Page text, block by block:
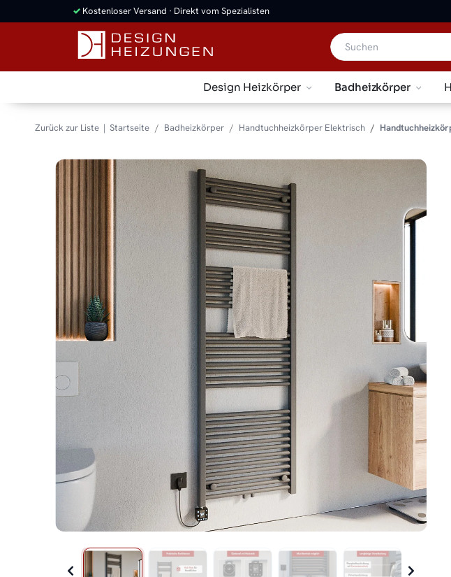
✓ Kostenloser Versand · Direkt vom Spezialisten
Design Heizkörper Badheizkörper
Zurück zur Liste Startseite Badheizkörper Handtuchheizkörper Elektrisch